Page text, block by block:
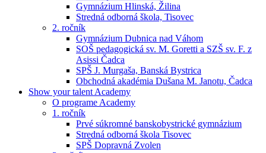
Gymnázium Hlinská, Žilina
Stredná odborná škola, Tisovec
2. ročník
Gymnázium Dubnica nad Váhom
SOŠ pedagogická sv. M. Goretti a SZŠ sv. F. z
Asissi Čadca
SPŠ J. Murgaša, Banská Bystrica
Obchodná akadémia Dušana M. Janotu, Čadca
Show your talent Academy
O programe Academy
1. ročník
Prvé súkromné banskobystrické gymnázium
Stredná odborná škola Tisovec
SPŠ Dopravná Zvolen